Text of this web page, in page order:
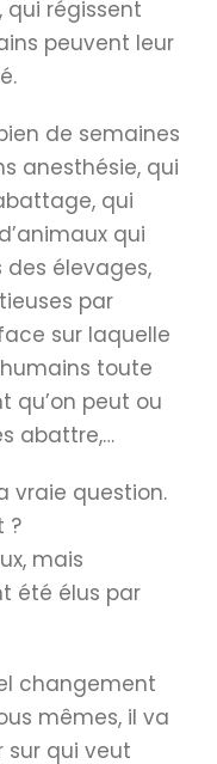
qui régissent
peuvent leur
de semaines
anesthésie, qui
qui
qui
élevages,
par
sur laquelle
toute
qu’on peut ou
abattre,…
vraie question.
?
mais
été élus par
changement
mêmes, il va
sur qui veut